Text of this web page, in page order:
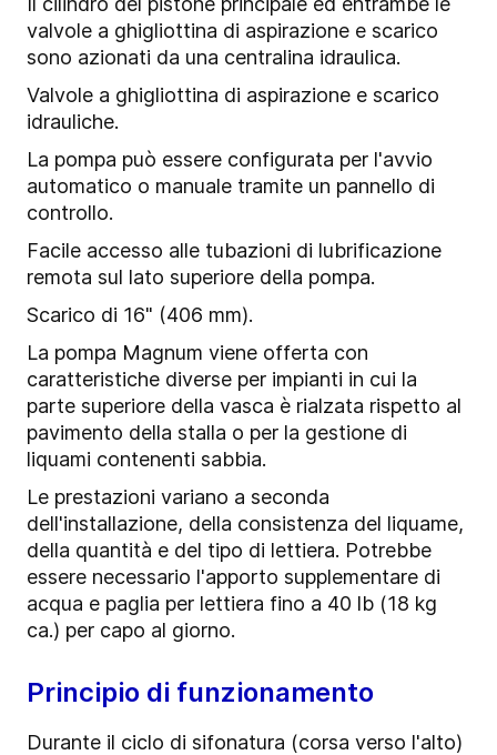
valvole a ghigliottina di aspirazione e scarico
sono azionati da una centralina idraulica.
Valvole a ghigliottina di aspirazione e scarico
idrauliche.
La pompa può essere configurata per l'avvio
automatico o manuale tramite un pannello di
controllo.
Facile accesso alle tubazioni di lubrificazione
remota sul lato superiore della pompa.
Scarico di 16" (406 mm).
La pompa Magnum viene offerta con
caratteristiche diverse per impianti in cui la
parte superiore della vasca è rialzata rispetto al
pavimento della stalla o per la gestione di
liquami contenenti sabbia.
Le prestazioni variano a seconda
dell'installazione, della consistenza del liquame,
della quantità e del tipo di lettiera. Potrebbe
essere necessario l'apporto supplementare di
acqua e paglia per lettiera fino a 40 lb (18 kg
ca.) per capo al giorno.
Principio di funzionamento
Durante il ciclo di sifonatura (corsa verso l'alto)